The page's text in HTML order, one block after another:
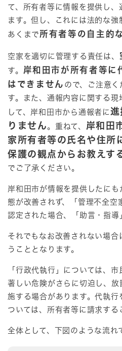
て、所有者等に情報を提供し
ます。但し、これには法的な強
あくまで 所有者等の自主的
空家を適切に管理する責任は、
す。 岸和田市が所有者等に
はできません ので、ご注意く
す。また、通報内容に関する現
して、岸和田市から通報者に 進
りません 。 重ねて、 岸和田
家所有者等の氏名や住所
保護の観点からお教えす
でご了承ください。
岸和田市が情報を提供したに
態が改善されず、「管理不全空
認定された場合、「助言・指導
それでもなお改善されない場
うこととなります。
「行政代執行」については、
著しい危険がさらに切迫し、
施する場合があります。代執行
ついては、所有者等に請求する
全体として、下図のような流れ